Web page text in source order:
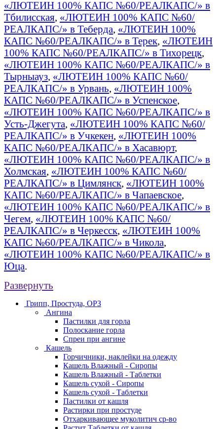
«ЛЮТЕИН 100% КАПС №60/РЕАЛКАПС/» в
Тбилисская, «ЛЮТЕИН 100% КАПС №60/
РЕАЛКАПС/» в Теберда, «ЛЮТЕИН 100%
КАПС №60/РЕАЛКАПС/» в Терек, «ЛЮТЕИН
100% КАПС №60/РЕАЛКАПС/» в Тихорецк,
«ЛЮТЕИН 100% КАПС №60/РЕАЛКАПС/» в
Тырныауз, «ЛЮТЕИН 100% КАПС №60/
РЕАЛКАПС/» в Урвань, «ЛЮТЕИН 100%
КАПС №60/РЕАЛКАПС/» в Успенское,
«ЛЮТЕИН 100% КАПС №60/РЕАЛКАПС/» в
Усть-Джегута, «ЛЮТЕИН 100% КАПС №60/
РЕАЛКАПС/» в Учкекен, «ЛЮТЕИН 100%
КАПС №60/РЕАЛКАПС/» в Хасавюрт,
«ЛЮТЕИН 100% КАПС №60/РЕАЛКАПС/» в
Холмская, «ЛЮТЕИН 100% КАПС №60/
РЕАЛКАПС/» в Цимлянск, «ЛЮТЕИН 100%
КАПС №60/РЕАЛКАПС/» в Чапаевское,
«ЛЮТЕИН 100% КАПС №60/РЕАЛКАПС/» в
Чегем, «ЛЮТЕИН 100% КАПС №60/
РЕАЛКАПС/» в Черкесск, «ЛЮТЕИН 100%
КАПС №60/РЕАЛКАПС/» в Чикола,
«ЛЮТЕИН 100% КАПС №60/РЕАЛКАПС/» в
Юца.
Развернуть
Грипп, Простуда, ОРЗ
Ангина
Пастилки для горла
Полоскание горла
Спреи при ангине
Кашель
Горчичники, наклейки на одежду
Кашель Влажный - Сиропы
Кашель Влажный - Таблетки
Кашель сухой - Сиропы
Кашель сухой - Таблетки
Пастилки от кашля
Растирки при простуде
Отхаркивающее муколитич ср-во